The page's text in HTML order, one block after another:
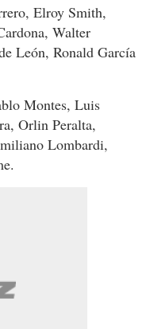
Elroy Smith,
Walter
León, Ronald García
Montes, Luis
Orlin Peralta,
Lombardi,